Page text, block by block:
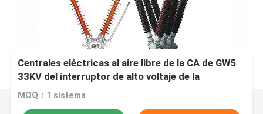
Centrales eléctricas al aire libre de la CA de GW5
33KV del interruptor de alto voltaje de la
desconexión
MOQ：1 sistema